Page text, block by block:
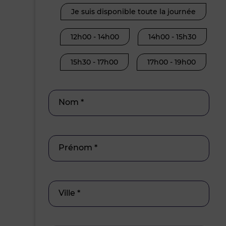
Je suis disponible toute la journée
12h00 - 14h00 14h00 - 15h30
15h30 - 17h00 17h00 - 19h00
Nom *
Prénom *
Ville *